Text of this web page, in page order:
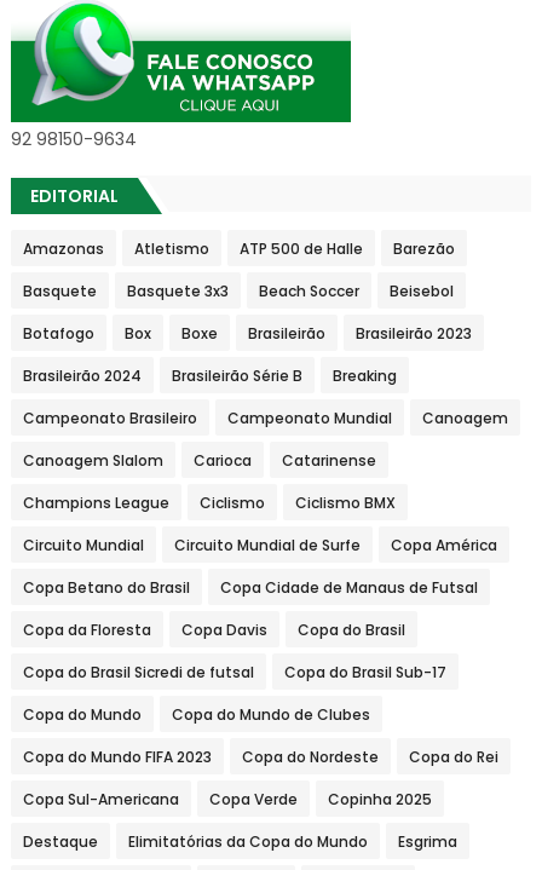
92 98150-9634
EDITORIAL
Amazonas Atletismo ATP 500 de Halle Barezão
Basquete Basquete 3x3 Beach Soccer Beisebol
Botafogo Box Boxe Brasileirão Brasileirão 2023
Brasileirão 2024 Brasileirão Série B Breaking
Campeonato Brasileiro Campeonato Mundial Canoagem
Canoagem Slalom Carioca Catarinense
Champions League Ciclismo Ciclismo BMX
Circuito Mundial Circuito Mundial de Surfe Copa América
Copa Betano do Brasil Copa Cidade de Manaus de Futsal
Copa da Floresta Copa Davis Copa do Brasil
Copa do Brasil Sicredi de futsal Copa do Brasil Sub-17
Copa do Mundo Copa do Mundo de Clubes
Copa do Mundo FIFA 2023 Copa do Nordeste Copa do Rei
Copa Sul-Americana Copa Verde Copinha 2025
Destaque Elimitatórias da Copa do Mundo Esgrima